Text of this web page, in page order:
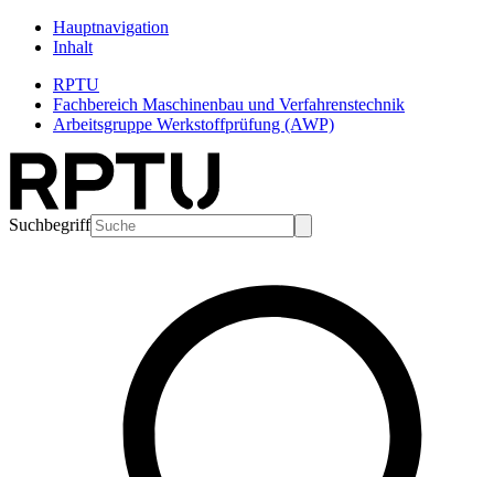
Hauptnavigation
Inhalt
RPTU
Fachbereich Maschinenbau und Verfahrenstechnik
Arbeitsgruppe Werkstoffprüfung (AWP)
Suchbegriff